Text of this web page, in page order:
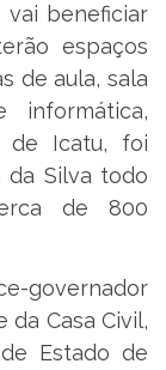
beneficiar
espaços
de aula, sala
informática,
de Icatu, foi
da Silva todo
de 800
governador
Casa Civil,
Estado de